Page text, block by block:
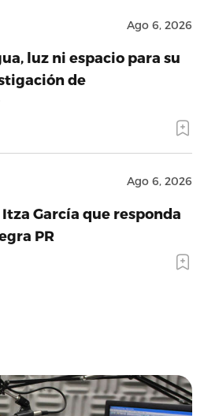
Ago 6, 2026
luz ni espacio para su
de
Ago 6, 2026
García que responda
PR